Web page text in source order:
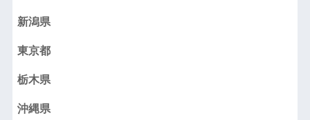
新潟県
東京都
栃木県
沖縄県